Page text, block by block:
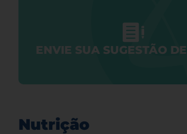
ENVIE SUA SUGESTÃO
Nutrição